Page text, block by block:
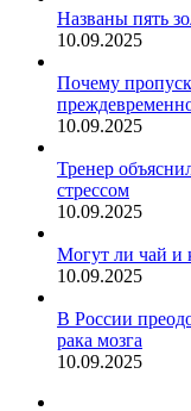
Названы пять
10.09.2025
Почему
10.09.2025
Тренер
стрессом
10.09.2025
Могут ли чай и
10.09.2025
В России
рака мозга
10.09.2025